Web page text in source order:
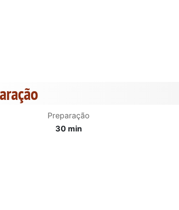
Preparação
30 min